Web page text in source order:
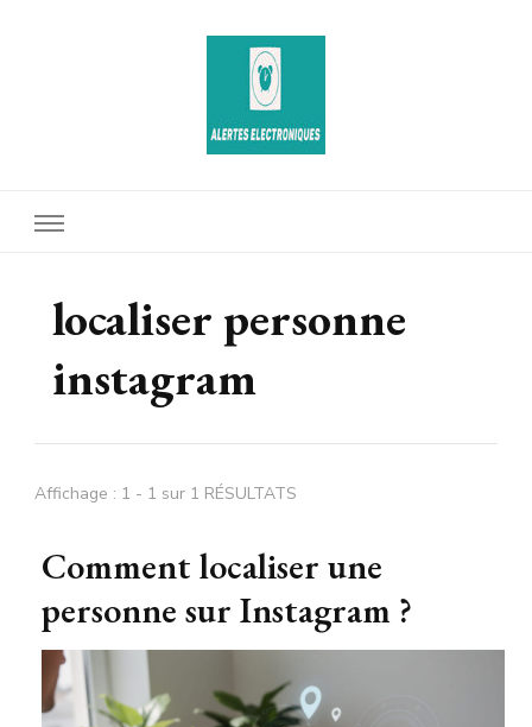
localiser personne
instagram
Affichage : 1 - 1 sur 1 RÉSULTATS
Comment localiser une
personne sur Instagram ?